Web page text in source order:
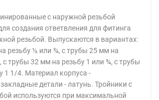
с наружной резьбой
создания ответвления для фитинга
резьбой. Выпускаются в вариантах:
резьбу ½ или ¾, с трубы 25 мм на
с трубы 32 мм на резьбу 1 или ¾, с трубы
1 1/4. Материал корпуса -
детали - латунь. Тройники с
используются при максимальной